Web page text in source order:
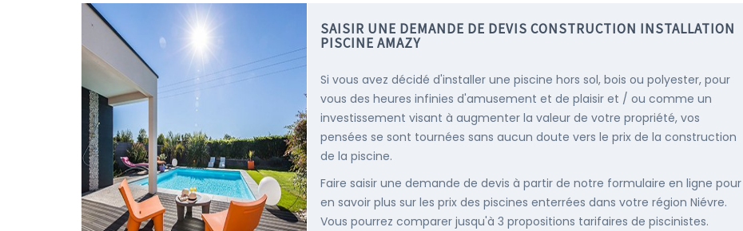
SAISIR UNE DEMANDE DE DEVIS CONSTRUCTION INSTALLATION
PISCINE AMAZY
Si vous avez décidé d'installer une piscine hors sol, bois ou polyester, pour
vous des heures infinies d'amusement et de plaisir et / ou comme un
investissement visant à augmenter la valeur de votre propriété, vos
pensées se sont tournées sans aucun doute vers le prix de la construction
de la piscine.
Faire saisir une demande de devis à partir de notre formulaire en ligne pour
en savoir plus sur les prix des piscines enterrées dans votre région Niévre.
Vous pourrez comparer jusqu'à 3 propositions tarifaires de piscinistes.